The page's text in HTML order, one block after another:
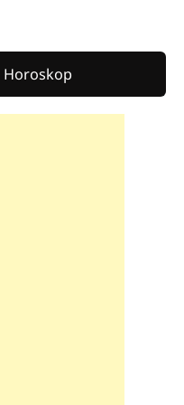
Horoskop